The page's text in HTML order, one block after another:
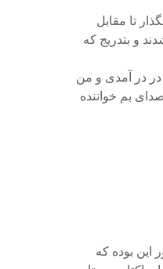
تا مقابل
و بتدریج که
در آمدی و من
بم خواننده
این بوده که